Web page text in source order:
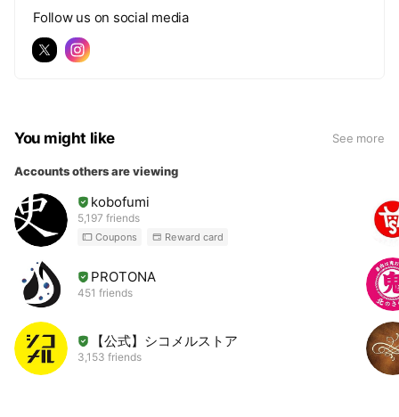
Follow us on social media
You might like See more
Accounts others are viewing
kobofumi
5,197 friends
Coupons Reward card
PROTONA
451 friends
【公式】シコメルストア
3,153 friends